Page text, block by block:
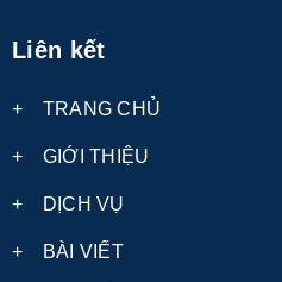
Liên kết
+ TRANG CHỦ
+ GIỚI THIỆU
+ DỊCH VỤ
+ BÀI VIẾT